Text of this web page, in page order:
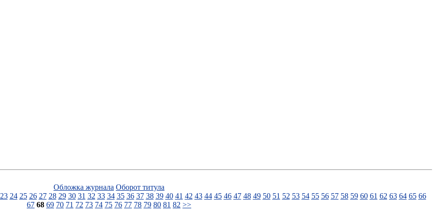
Обложка журнала Оборот титула
23 24 25 26 27 28 29 30 31 32 33 34 35 36 37 38 39 40 41 42 43 44 45 46 47 48 49 50 51 52 53 54 55 56 57 58 59 60 61 62 63 64 65 66
67 68 69 70 71 72 73 74 75 76 77 78 79 80 81 82 >>